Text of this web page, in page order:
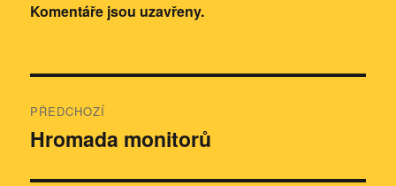
Komentáře jsou uzavřeny.
pro
PŘEDCHOZÍ
Předchozí
Hromada monitorů